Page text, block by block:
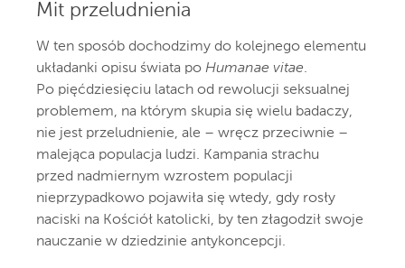
Mit przeludnienia
W ten sposób dochodzimy do kolejnego elementu
układanki opisu świata po Humanae vitae.
Po pięćdziesięciu latach od rewolucji seksualnej
problemem, na którym skupia się wielu badaczy,
nie jest przeludnienie, ale – wręcz przeciwnie –
malejąca populacja ludzi. Kampania strachu
przed nadmiernym wzrostem populacji
nieprzypadkowo pojawiła się wtedy, gdy rosły
naciski na Kościół katolicki, by ten złagodził swoje
nauczanie w dziedzinie antykoncepcji.